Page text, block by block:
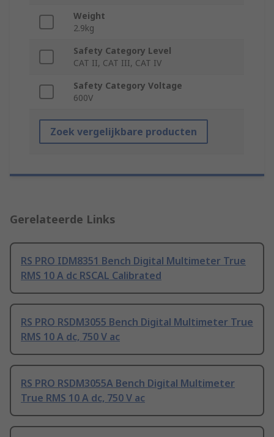
Weight
2.9kg
Safety Category Level
CAT II, CAT III, CAT IV
Safety Category Voltage
600V
Zoek vergelijkbare producten
Gerelateerde Links
RS PRO IDM8351 Bench Digital Multimeter True
RMS 10 A dc RSCAL Calibrated
RS PRO RSDM3055 Bench Digital Multimeter True
RMS 10 A dc, 750 V ac
RS PRO RSDM3055A Bench Digital Multimeter
True RMS 10 A dc, 750 V ac